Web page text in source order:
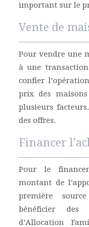
important sur le
Vente de
Pour vendre une
à une
confier
prix des
plusieurs
des offres.
Financer
Pour le
montant de
première
bénéficier des
d’Allocation